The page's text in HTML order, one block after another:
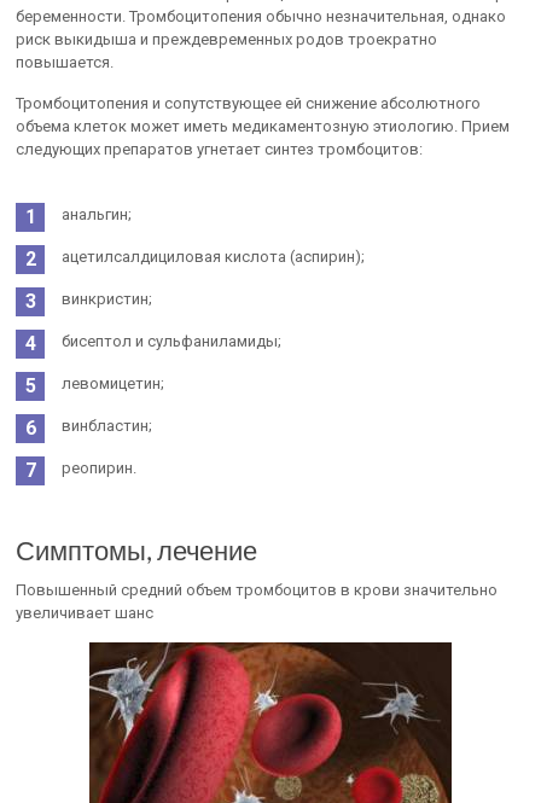
беременности. Тромбоцитопения обычно незначительная, однако
риск выкидыша и преждевременных родов троекратно
повышается.
Тромбоцитопения и сопутствующее ей снижение абсолютного
объема клеток может иметь медикаментозную этиологию. Прием
следующих препаратов угнетает синтез тромбоцитов:
анальгин;
ацетилсалдициловая кислота (аспирин);
винкристин;
бисептол и сульфаниламиды;
левомицетин;
винбластин;
реопирин.
Симптомы, лечение
Повышенный средний объем тромбоцитов в крови значительно
увеличивает шанс